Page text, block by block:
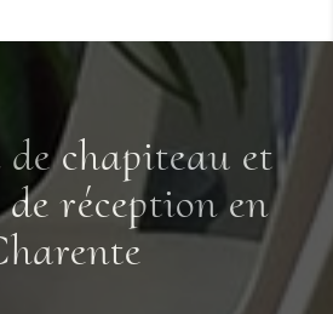
chapiteau et
réception en